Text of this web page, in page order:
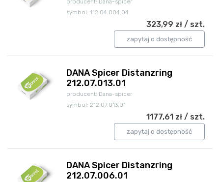
symbol: 112.04.004.04
323,99 zł / szt.
zapytaj o dostępność
DANA Spicer Distanzring
212.07.013.01
producent: Dana-spicer
symbol: 212.07.013.01
1177,61 zł / szt.
zapytaj o dostępność
DANA Spicer Distanzring
212.07.006.01